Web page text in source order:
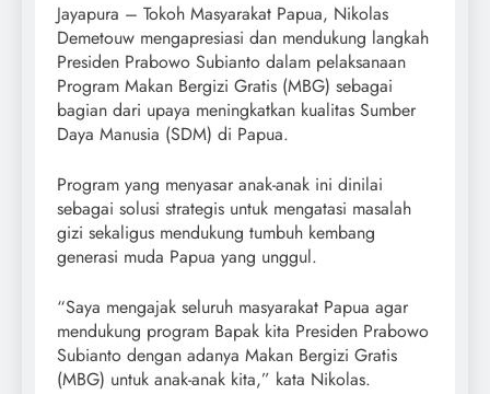
Jayapura – Tokoh Masyarakat Papua, Nikolas
Demetouw mengapresiasi dan mendukung langkah
Presiden Prabowo Subianto dalam pelaksanaan
Program Makan Bergizi Gratis (MBG) sebagai
bagian dari upaya meningkatkan kualitas Sumber
Daya Manusia (SDM) di Papua.
Program yang menyasar anak-anak ini dinilai
sebagai solusi strategis untuk mengatasi masalah
gizi sekaligus mendukung tumbuh kembang
generasi muda Papua yang unggul.
“Saya mengajak seluruh masyarakat Papua agar
mendukung program Bapak kita Presiden Prabowo
Subianto dengan adanya Makan Bergizi Gratis
(MBG) untuk anak-anak kita,” kata Nikolas.